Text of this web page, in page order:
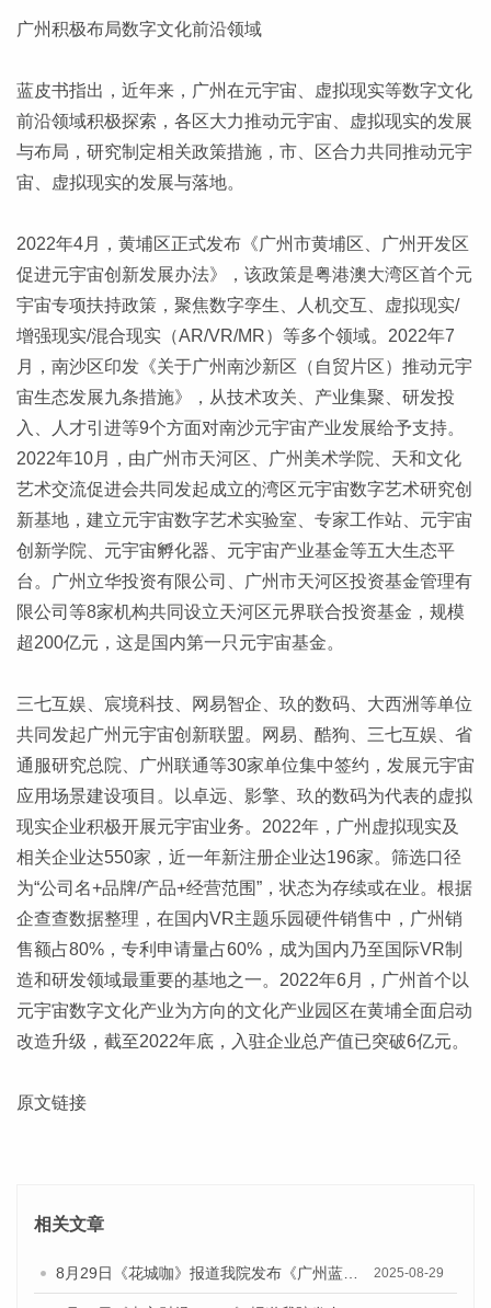
广州积极布局数字文化前沿领域
蓝皮书指出，近年来，广州在元宇宙、虚拟现实等数字文化
前沿领域积极探索，各区大力推动元宇宙、虚拟现实的发展
与布局，研究制定相关政策措施，市、区合力共同推动元宇
宙、虚拟现实的发展与落地。
2022年4月，黄埔区正式发布《广州市黄埔区、广州开发区
促进元宇宙创新发展办法》，该政策是粤港澳大湾区首个元
宇宙专项扶持政策，聚焦数字孪生、人机交互、虚拟现实/
增强现实/混合现实（AR/VR/MR）等多个领域。2022年7
月，南沙区印发《关于广州南沙新区（自贸片区）推动元宇
宙生态发展九条措施》，从技术攻关、产业集聚、研发投
入、人才引进等9个方面对南沙元宇宙产业发展给予支持。
2022年10月，由广州市天河区、广州美术学院、天和文化
艺术交流促进会共同发起成立的湾区元宇宙数字艺术研究创
新基地，建立元宇宙数字艺术实验室、专家工作站、元宇宙
创新学院、元宇宙孵化器、元宇宙产业基金等五大生态平
台。广州立华投资有限公司、广州市天河区投资基金管理有
限公司等8家机构共同设立天河区元界联合投资基金，规模
超200亿元，这是国内第一只元宇宙基金。
三七互娱、宸境科技、网易智企、玖的数码、大西洲等单位
共同发起广州元宇宙创新联盟。网易、酷狗、三七互娱、省
通服研究总院、广州联通等30家单位集中签约，发展元宇宙
应用场景建设项目。以卓远、影擎、玖的数码为代表的虚拟
现实企业积极开展元宇宙业务。2022年，广州虚拟现实及
相关企业达550家，近一年新注册企业达196家。筛选口径
为“公司名+品牌/产品+经营范围”，状态为存续或在业。根据
企查查数据整理，在国内VR主题乐园硬件销售中，广州销
售额占80%，专利申请量占60%，成为国内乃至国际VR制
造和研发领域最重要的基地之一。2022年6月，广州首个以
元宇宙数字文化产业为方向的文化产业园区在黄埔全面启动
改造升级，截至2022年底，入驻企业总产值已突破6亿元。
原文链接
相关文章
2025-08-29